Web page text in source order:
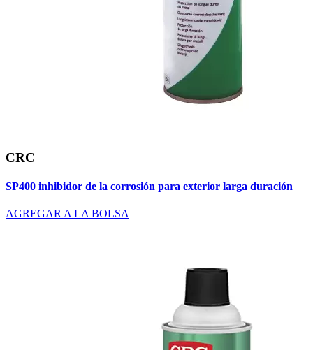
CRC
SP400 inhibidor de la corrosión para exterior larga duración
AGREGAR A LA BOLSA